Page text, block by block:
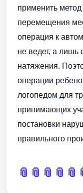
применить
перемещения
операция к
не ведет, а лишь
натяжения.
операции
логопедом для
принимающих
постановки
правильного
📎 📎 📎 📎 📎